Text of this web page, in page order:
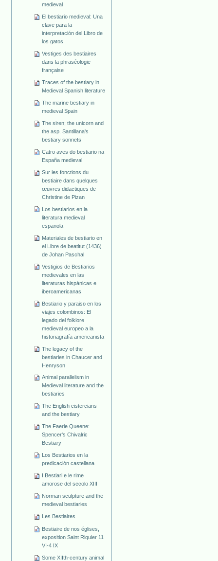
medieval
El bestiario medieval: Una
clave para la
interpretación del Libro de
los gatos
Vestiges des bestiaires
dans la phraséologie
française
Traces of the bestiary in
Medieval Spanish literature
The marine bestiary in
medieval Spain
The siren; the unicorn and
the asp. Santillana's
bestiary sonnets
Catro aves do bestiario na
España medieval
Sur les fonctions du
bestiaire dans quelques
œuvres didactiques de
Christine de Pizan
Los bestiarios en la
literatura medieval
espanola
Materiales de bestiario en
el Libre de beatitut (1436)
de Johan Paschal
Vestigios de Bestiarios
medievales en las
literaturas hispánicas e
iberoamericanas
Bestiario y paraiso en los
viajes colombinos: El
legado del folklore
medieval europeo a la
historiagrafía americanista
The legacy of the
bestiaries in Chaucer and
Henryson
Animal parallelism in
Medieval literature and the
bestiaries
The English cistercians
and the bestiary
The Faerie Queene:
Spencer's Chivalric
Bestiary
Los Bestiarios en la
predicación castellana
I Bestiari e le rime
amorose del secolo XIII
Norman sculpture and the
medieval bestiaries
Les Bestiaires
Bestiaire de nos églises,
exposition Saint Riquier 11
VI-4 IX
Some XIIth-century animal